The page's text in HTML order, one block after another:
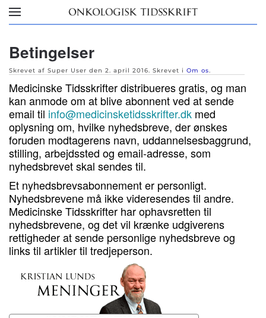
Skip to main content
Betingelser
Skrevet af Super User den 2. april 2016. Skrevet i Om os.
Medicinske Tidsskrifter distribueres gratis, og man
kan anmode om at blive abonnent ved at sende
email til info@medicinsketidsskrifter.dk med
oplysning om, hvilke nyhedsbreve, der ønskes
foruden modtagerens navn, uddannelsesbaggrund,
stilling, arbejdssted og email-adresse, som
nyhedsbrevet skal sendes til.
Et nyhedsbrevsabonnement er personligt.
Nyhedsbrevene må ikke videresendes til andre.
Medicinske Tidsskrifter har ophavsretten til
nyhedsbrevene, og det vil krænke udgiverens
rettigheder at sende personlige nyhedsbreve og
links til artikler til tredjeperson.